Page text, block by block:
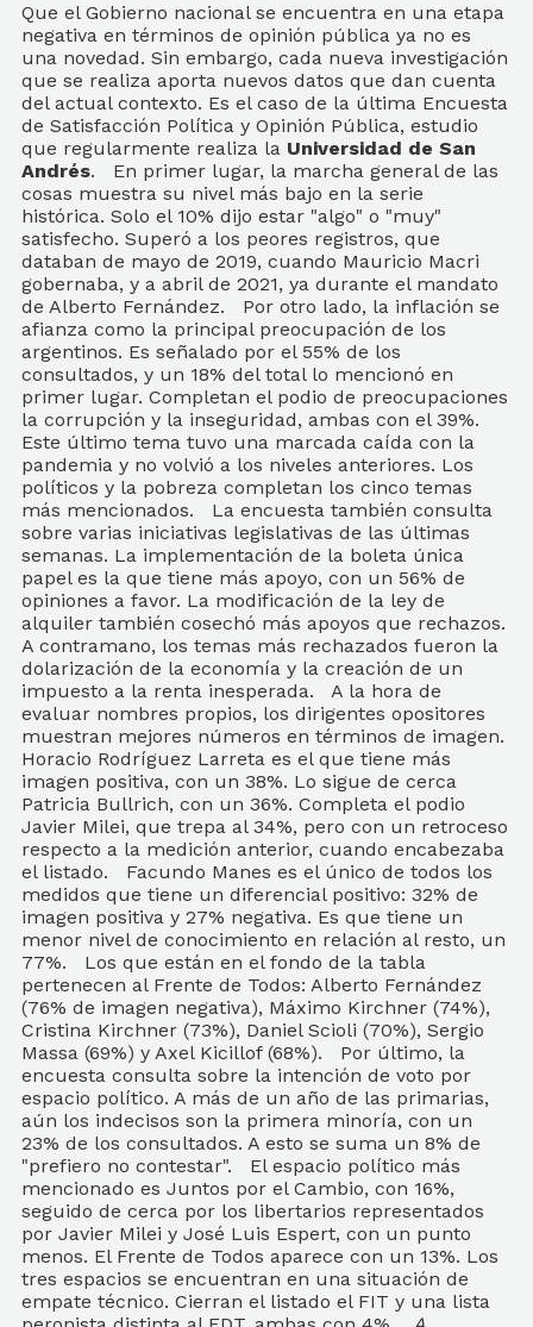
Que el Gobierno nacional se encuentra en una etapa
negativa en términos de opinión pública ya no es
una novedad. Sin embargo, cada nueva investigación
que se realiza aporta nuevos datos que dan cuenta
del actual contexto. Es el caso de la última Encuesta
de Satisfacción Política y Opinión Pública, estudio
que regularmente realiza la Universidad de San
Andrés. En primer lugar, la marcha general de las
cosas muestra su nivel más bajo en la serie
histórica. Solo el 10% dijo estar "algo" o "muy"
satisfecho. Superó a los peores registros, que
databan de mayo de 2019, cuando Mauricio Macri
gobernaba, y a abril de 2021, ya durante el mandato
de Alberto Fernández. Por otro lado, la inflación se
afianza como la principal preocupación de los
argentinos. Es señalado por el 55% de los
consultados, y un 18% del total lo mencionó en
primer lugar. Completan el podio de preocupaciones
la corrupción y la inseguridad, ambas con el 39%.
Este último tema tuvo una marcada caída con la
pandemia y no volvió a los niveles anteriores. Los
políticos y la pobreza completan los cinco temas
más mencionados. La encuesta también consulta
sobre varias iniciativas legislativas de las últimas
semanas. La implementación de la boleta única
papel es la que tiene más apoyo, con un 56% de
opiniones a favor. La modificación de la ley de
alquiler también cosechó más apoyos que rechazos.
A contramano, los temas más rechazados fueron la
dolarización de la economía y la creación de un
impuesto a la renta inesperada. A la hora de
evaluar nombres propios, los dirigentes opositores
muestran mejores números en términos de imagen.
Horacio Rodríguez Larreta es el que tiene más
imagen positiva, con un 38%. Lo sigue de cerca
Patricia Bullrich, con un 36%. Completa el podio
Javier Milei, que trepa al 34%, pero con un retroceso
respecto a la medición anterior, cuando encabezaba
el listado. Facundo Manes es el único de todos los
medidos que tiene un diferencial positivo: 32% de
imagen positiva y 27% negativa. Es que tiene un
menor nivel de conocimiento en relación al resto, un
77%. Los que están en el fondo de la tabla
pertenecen al Frente de Todos: Alberto Fernández
(76% de imagen negativa), Máximo Kirchner (74%),
Cristina Kirchner (73%), Daniel Scioli (70%), Sergio
Massa (69%) y Axel Kicillof (68%). Por último, la
encuesta consulta sobre la intención de voto por
espacio político. A más de un año de las primarias,
aún los indecisos son la primera minoría, con un
23% de los consultados. A esto se suma un 8% de
"prefiero no contestar". El espacio político más
mencionado es Juntos por el Cambio, con 16%,
seguido de cerca por los libertarios representados
por Javier Milei y José Luis Espert, con un punto
menos. El Frente de Todos aparece con un 13%. Los
tres espacios se encuentran en una situación de
empate técnico. Cierran el listado el FIT y una lista